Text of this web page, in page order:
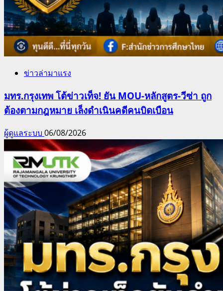
ข่าวล่ามาแรง
มทร.กรุงเทพ โต้ข่าวเท็จ! ยัน MOU-หลักสูตร-วีซ่า ถูก
ต้องตามกฎหมาย เล็งดำเนินคดีคนบิดเบือน
ผู้ดูแลระบบ 06/08/2026